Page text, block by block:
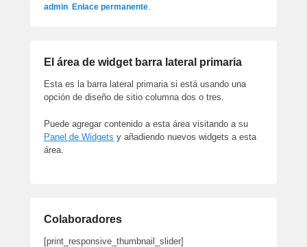
admin Enlace permanente
El área de widget barra lateral primaria
Esta es la barra lateral primaria si está usando una
opción de diseño de sitio columna dos o tres.
Puede agregar contenido a esta área visitando a su
Panel de Widgets y añadiendo nuevos widgets a esta
área.
Colaboradores
[print_responsive_thumbnail_slider]